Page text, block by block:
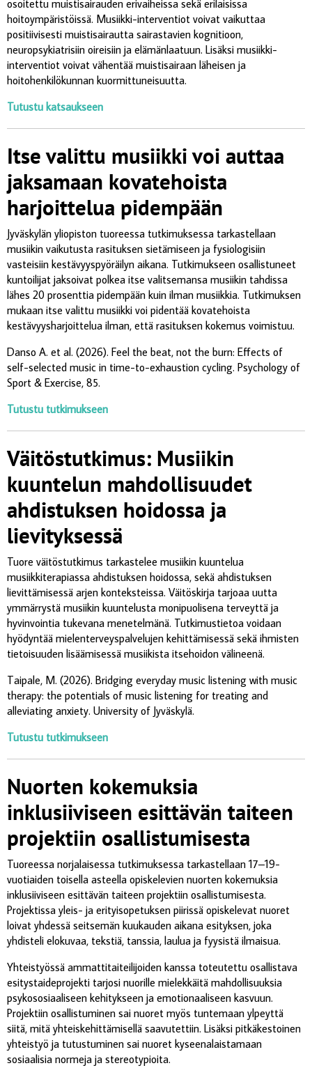
osoitettu muistisairauden erivaiheissa sekä erilaisissa
hoitoympäristöissä. Musiikki-interventiot voivat vaikuttaa
positiivisesti muistisairautta sairastavien kognitioon,
neuropsykiatrisiin oireisiin ja elämänlaatuun. Lisäksi musiikki-
interventiot voivat vähentää muistisairaan läheisen ja
hoitohenkilökunnan kuormittuneisuutta.
Tutustu katsaukseen
Itse valittu musiikki voi auttaa
jaksamaan kovatehoista
harjoittelua pidempään
Jyväskylän yliopiston tuoreessa tutkimuksessa tarkastellaan
musiikin vaikutusta rasituksen sietämiseen ja fysiologisiin
vasteisiin kestävyyspyöräilyn aikana. Tutkimukseen osallistuneet
kuntoilijat jaksoivat polkea itse valitsemansa musiikin tahdissa
lähes 20 prosenttia pidempään kuin ilman musiikkia. Tutkimuksen
mukaan itse valittu musiikki voi pidentää kovatehoista
kestävyysharjoittelua ilman, että rasituksen kokemus voimistuu.
Danso A. et al. (2026). Feel the beat, not the burn: Effects of
self-selected music in time-to-exhaustion cycling. Psychology of
Sport & Exercise, 85.
Tutustu tutkimukseen
Väitöstutkimus: Musiikin
kuuntelun mahdollisuudet
ahdistuksen hoidossa ja
lievityksessä
Tuore väitöstutkimus tarkastelee musiikin kuuntelua
musiikkiterapiassa ahdistuksen hoidossa, sekä ahdistuksen
lievittämisessä arjen konteksteissa. Väitöskirja tarjoaa uutta
ymmärrystä musiikin kuuntelusta monipuolisena terveyttä ja
hyvinvointia tukevana menetelmänä. Tutkimustietoa voidaan
hyödyntää mielenterveyspalvelujen kehittämisessä sekä ihmisten
tietoisuuden lisäämisessä musiikista itsehoidon välineenä.
Taipale, M. (2026). Bridging everyday music listening with music
therapy: the potentials of music listening for treating and
alleviating anxiety. University of Jyväskylä.
Tutustu tutkimukseen
Nuorten kokemuksia
inklusiiviseen esittävän taiteen
projektiin osallistumisesta
Tuoreessa norjalaisessa tutkimuksessa tarkastellaan 17–19-
vuotiaiden toisella asteella opiskelevien nuorten kokemuksia
inklusiiviseen esittävän taiteen projektiin osallistumisesta.
Projektissa yleis- ja erityisopetuksen piirissä opiskelevat nuoret
loivat yhdessä seitsemän kuukauden aikana esityksen, joka
yhdisteli elokuvaa, tekstiä, tanssia, laulua ja fyysistä ilmaisua.
Yhteistyössä ammattitaiteilijoiden kanssa toteutettu osallistava
esitystaideprojekti tarjosi nuorille mielekkäitä mahdollisuuksia
psykososiaaliseen kehitykseen ja emotionaaliseen kasvuun.
Projektiin osallistuminen sai nuoret myös tuntemaan ylpeyttä
siitä, mitä yhteiskehittämisellä saavutettiin. Lisäksi pitkäkestoinen
yhteistyö ja tutustuminen sai nuoret kyseenalaistamaan
sosiaalisia normeja ja stereotypioita.